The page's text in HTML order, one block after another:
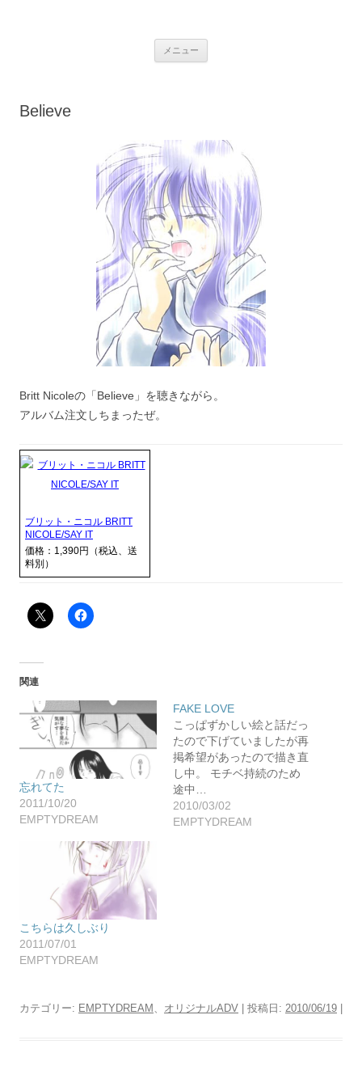
メニュー
プ
Believe
Britt Nicoleの「Believe」を聴きながら。
アルバム注文しちまったぜ。
ブリット・ニコル BRITT
NICOLE/SAY IT
価格：1,390円（税込、送
料別）
関連
忘れてた
2011/10/20
EMPTYDREAM
FAKE LOVE
こっぱずかしい絵と話だっ
たので下げていましたが再
掲希望があったので描き直
し中。 モチベ持続のため
途中…
2010/03/02
EMPTYDREAM
こちらは久しぶり
2011/07/01
EMPTYDREAM
カテゴリー: EMPTYDREAM 、 オリジナルADV | 投稿日: 2010/06/19